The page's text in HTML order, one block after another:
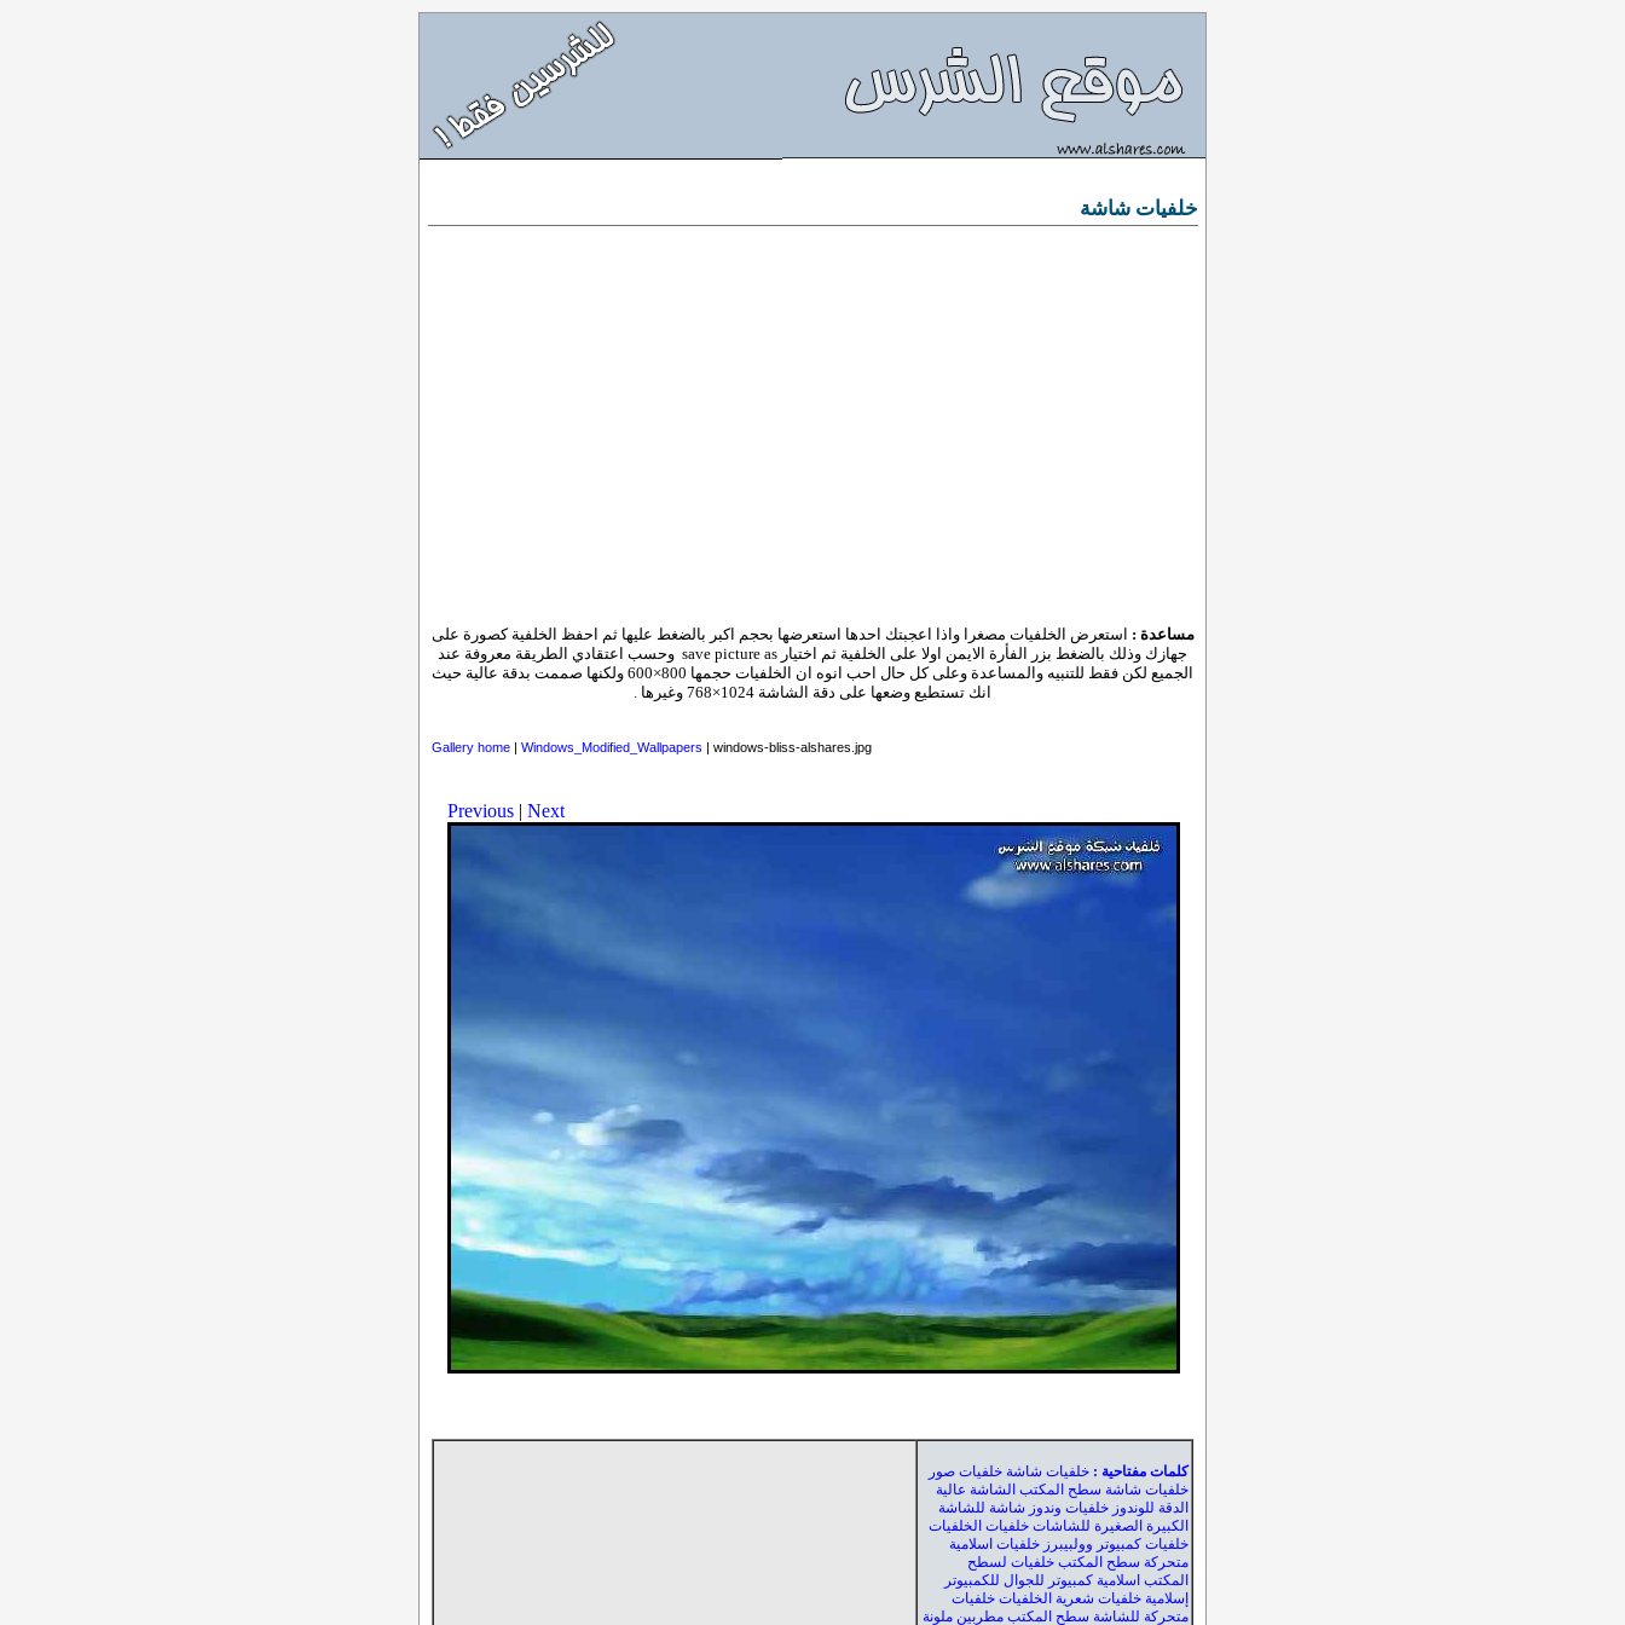
خلفيات شاشة
مساعدة : استعرض الخلفيات مصغرا واذا اعجبتك احدها استعرضها بحجم اكبر بالضغط عليها ثم احفظ الخلفية كصورة على
جهازك وذلك بالضغط بزر الفأرة الايمن اولا على الخلفية ثم اختيار save picture as وحسب اعتقادي الطريقة معروفة عند
الجميع لكن فقط للتنبيه والمساعدة
وعلى كل حال احب انوه ان الخلفيات حجمها 800×600 ولكنها صممت بدقة عالية حيث
انك تستطيع وضعها على دقة الشاشة 1024×768 وغيرها .
Gallery home | Windows_Modified_Wallpapers | windows-bliss-alshares.jpg
Previous | Next
كلمات مفتاحية : خلفيات شاشة خلفيات صور
خلفيات شاشة سطح المكتب الشاشة عالية
الدقة للوندوز خلفيات وندوز شاشة للشاشة
الكبيرة الصغيرة للشاشات خلفيات الخلفيات
خلفيات كمبيوتر وولبيبرز خلفيات اسلامية
متحركة سطح المكتب خلفيات لسطح
المكتب اسلامية كمبيوتر للجوال للكمبيوتر
إسلامية خلفيات شعرية الخلفيات خلفيات
متحركة للشاشة سطح المكتب مطربين ملونة